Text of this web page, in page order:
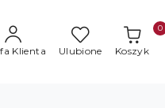
Klienta Ulubione Koszyk
0